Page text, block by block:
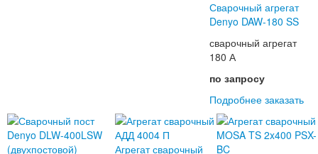
Сварочный агрегат
Denyo DAW-180 SS
сварочный агрегат
180 А
по запросу
Подробнее заказать
Агрегат сварочный